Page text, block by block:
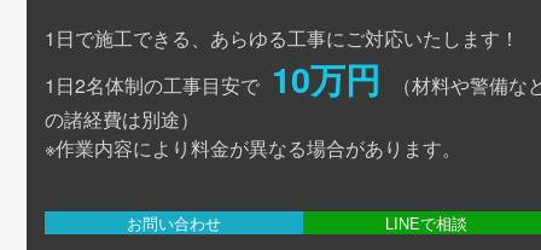
1日で施工できる、あらゆる工事にご対応いたします！
1日2名体制の工事目安で 10万円
（材料や警備な
の諸経費は別途）
※作業内容により料金が異なる場合があります。
お問い合わせ LINEで相談